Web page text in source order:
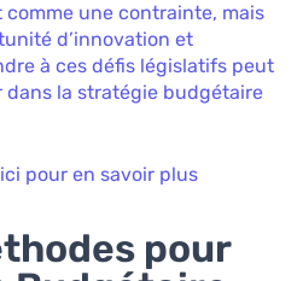
une contrainte, mais
d’innovation et
à ces défis législatifs peut
dans la stratégie budgétaire
pour en savoir plus
pour